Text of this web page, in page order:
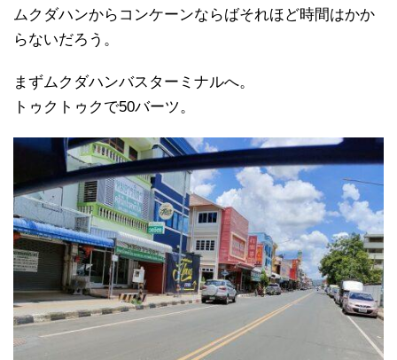
ムクダハンからコンケーンならばそれほど時間はかか
らないだろう。
まずムクダハンバスターミナルへ。
トゥクトゥクで50バーツ。